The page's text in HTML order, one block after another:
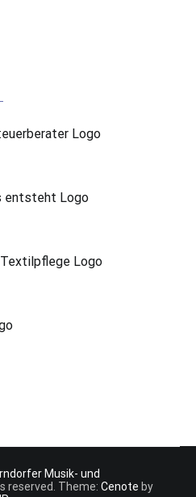
Musik- und
reserved. Theme: Cenote by